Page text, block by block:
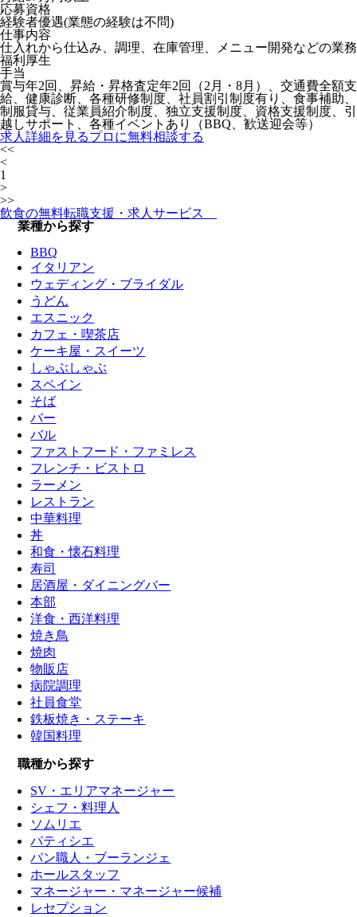
応募資格
経験者優遇(業態の経験は不問)
仕事内容
仕入れから仕込み、調理、在庫管理、メニュー開発などの業務
福利厚生
手当
賞与年2回、昇給・昇格査定年2回（2月・8月）、交通費全額支
給、健康診断、各種研修制度、社員割引制度有り、食事補助、
制服貸与、従業員紹介制度、独立支援制度、資格支援制度、引
越しサポート、各種イベントあり（BBQ、歓送迎会等）
求人詳細を見るプロに無料相談する
<<
<
1
>
>>
飲食の無料転職支援・求人サービス
業種から探す
BBQ
イタリアン
ウェディング・ブライダル
うどん
エスニック
カフェ・喫茶店
ケーキ屋・スイーツ
しゃぶしゃぶ
スペイン
そば
バー
バル
ファストフード・ファミレス
フレンチ・ビストロ
ラーメン
レストラン
中華料理
丼
和食・懐石料理
寿司
居酒屋・ダイニングバー
本部
洋食・西洋料理
焼き鳥
焼肉
物販店
病院調理
社員食堂
鉄板焼き・ステーキ
韓国料理
職種から探す
SV・エリアマネージャー
シェフ・料理人
ソムリエ
パティシエ
パン職人・ブーランジェ
ホールスタッフ
マネージャー・マネージャー候補
レセプション